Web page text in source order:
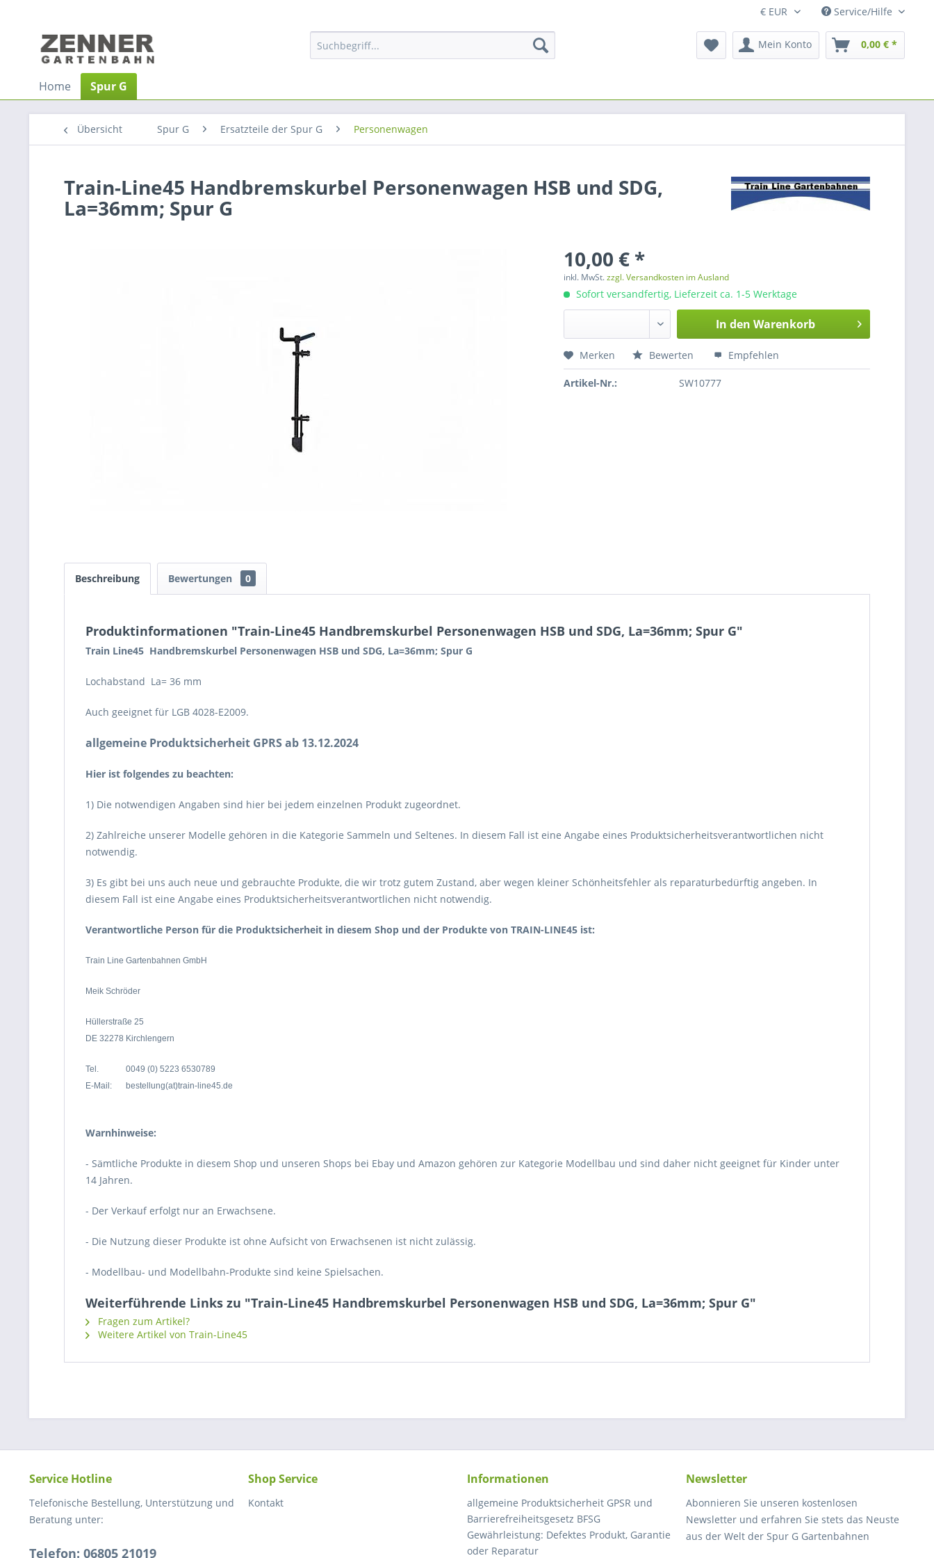
Service/Hilfe
Mein Konto 0,00 € *
Home Spur G
Übersicht Spur G Ersatzteile der Spur G Personenwagen
Train-Line45 Handbremskurbel Personenwagen HSB und SDG,
La=36mm; Spur G
10,00 € *
inkl. MwSt.zzgl. Versandkosten im Ausland
Sofort versandfertig, Lieferzeit ca. 1-5 Werktage
In den Warenkorb
Merken Bewerten Empfehlen
Artikel-Nr.: SW10777
Beschreibung Bewertungen 0
Produktinformationen "Train-Line45 Handbremskurbel Personenwagen HSB und SDG, La=36mm; Spur G"
Train Line45 Handbremskurbel Personenwagen HSB und SDG, La=36mm; Spur G
Lochabstand La= 36 mm
Auch geeignet für LGB 4028-E2009.
allgemeine Produktsicherheit GPRS ab 13.12.2024
Hier ist folgendes zu beachten:
1) Die notwendigen Angaben sind hier bei jedem einzelnen Produkt zugeordnet.
2) Zahlreiche unserer Modelle gehören in die Kategorie Sammeln und Seltenes. In diesem Fall ist eine Angabe eines Produktsicherheitsverantwortlichen nicht
notwendig.
3) Es gibt bei uns auch neue und gebrauchte Produkte, die wir trotz gutem Zustand, aber wegen kleiner Schönheitsfehler als reparaturbedürftig angeben. In
diesem Fall ist eine Angabe eines Produktsicherheitsverantwortlichen nicht notwendig.
Verantwortliche Person für die Produktsicherheit in diesem Shop und der Produkte von TRAIN-LINE45 ist:
Train Line Gartenbahnen GmbH
Meik Schröder
Hüllerstraße 25
DE 32278 Kirchlengern
Tel.
0049 (0) 5223 6530789
E-Mail:
bestellung(at)train-line45.de
Warnhinweise:
- Sämtliche Produkte in diesem Shop und unseren Shops bei Ebay und Amazon gehören zur Kategorie Modellbau und sind daher nicht geeignet für Kinder unter
14 Jahren.
- Der Verkauf erfolgt nur an Erwachsene.
- Die Nutzung dieser Produkte ist ohne Aufsicht von Erwachsenen ist nicht zulässig.
- Modellbau- und Modellbahn-Produkte sind keine Spielsachen.
Weiterführende Links zu "Train-Line45 Handbremskurbel Personenwagen HSB und SDG, La=36mm; Spur G"
Fragen zum Artikel?
Weitere Artikel von Train-Line45
Service Hotline
Telefonische Bestellung, Unterstützung und
Beratung unter:
Telefon: 06805 21019
Shop Service
Kontakt
Informationen
allgemeine Produktsicherheit GPSR und
Barrierefreiheitsgesetz BFSG
Gewährleistung: Defektes Produkt, Garantie
oder Reparatur
Newsletter
Abonnieren Sie unseren kostenlosen
Newsletter und erfahren Sie stets das Neuste
aus der Welt der Spur G Gartenbahnen